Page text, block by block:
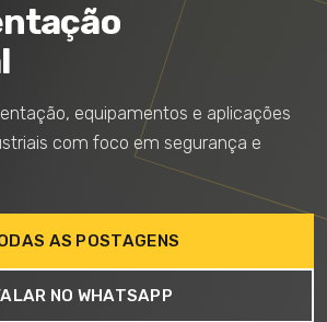
equipamentos e aplicações
com foco em segurança e
AS POSTAGENS
NO WHATSAPP